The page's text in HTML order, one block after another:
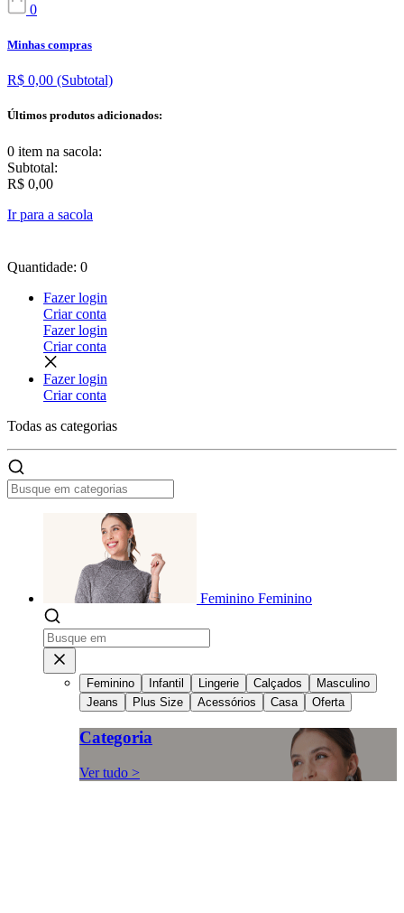
0
Minhas compras
R$ 0,00 (Subtotal)
Últimos produtos adicionados:
0 item na sacola:
Subtotal:
R$ 0,00
Ir para a sacola
Quantidade: 0
Fazer login
Criar conta
Fazer login
Criar conta
Fazer login
Criar conta
Todas as categorias
Feminino Feminino
Feminino Infantil Lingerie Calçados
Masculino
Jeans
Plus Size Acessórios Casa Oferta
Categoria
Ver tudo >